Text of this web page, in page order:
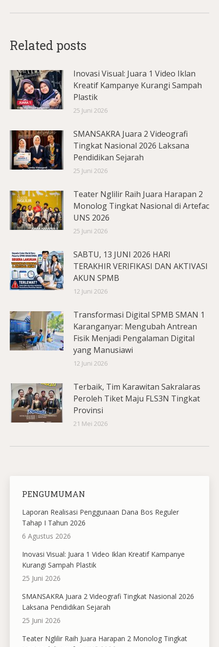
Related posts
Inovasi Visual: Juara 1 Video Iklan
Kreatif Kampanye Kurangi Sampah
Plastik
25 Juni 2026
SMANSAKRA Juara 2 Videografi
Tingkat Nasional 2026 Laksana
Pendidikan Sejarah
25 Juni 2026
Teater Nglilir Raih Juara Harapan 2
Monolog Tingkat Nasional di Artefac
UNS 2026
25 Juni 2026
SABTU, 13 JUNI 2026 HARI
TERAKHIR VERIFIKASI DAN AKTIVASI
AKUN SPMB
12 Juni 2026
Transformasi Digital SPMB SMAN 1
Karanganyar: Mengubah Antrean
Fisik Menjadi Pengalaman Digital
yang Manusiawi
12 Juni 2026
Terbaik, Tim Karawitan Sakralaras
Peroleh Tiket Maju FLS3N Tingkat
Provinsi
21 Mei 2026
PENGUMUMAN
Laporan Realisasi Penggunaan Dana Bos Reguler
Tahap I Tahun 2026
6 Agustus 2026
Inovasi Visual: Juara 1 Video Iklan Kreatif Kampanye
Kurangi Sampah Plastik
25 Juni 2026
SMANSAKRA Juara 2 Videografi Tingkat Nasional 2026
Laksana Pendidikan Sejarah
25 Juni 2026
Teater Nglilir Raih Juara Harapan 2 Monolog Tingkat